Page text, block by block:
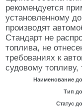
рекомендуется
установленному
производят
Стандарт не
топлива, не
требованиях к
судовому топливу,
Наименование
Тип
Статус